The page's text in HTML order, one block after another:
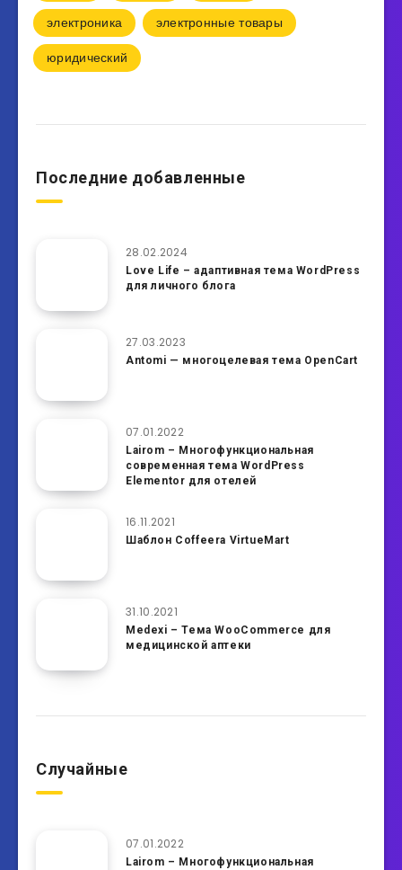
электроника
электронные товары
юридический
Последние добавленные
28.02.2024
Love Life – адаптивная тема WordPress
для личного блога
27.03.2023
Antomi — многоцелевая тема OpenCart
07.01.2022
Lairom – Многофункциональная
современная тема WordPress
Elementor для отелей
16.11.2021
Шаблон Coffeera VirtueMart
31.10.2021
Medexi – Тема WooCommerce для
медицинской аптеки
Случайные
07.01.2022
Lairom – Многофункциональная